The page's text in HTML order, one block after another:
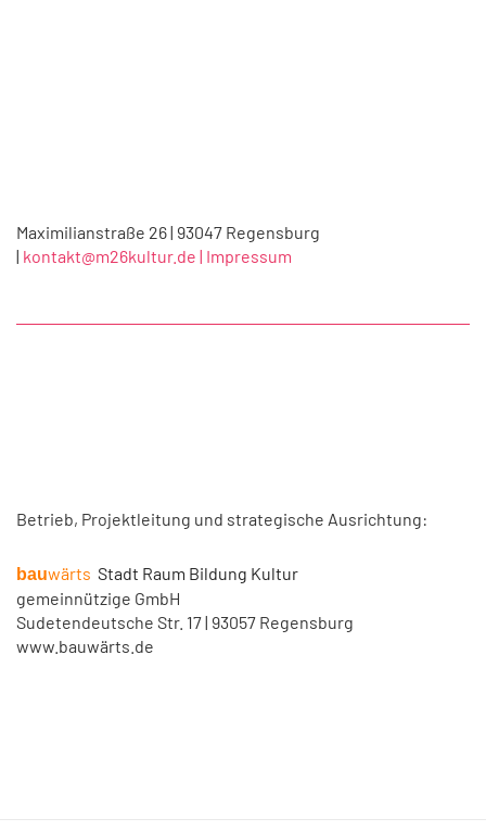
Maximilianstraße 26 | 93047 Regensburg
| kontakt@m26kultur.de | Impressum
Betrieb, Projektleitung und strategische Ausrichtung:
bauwärts Stadt Raum Bildung Kultur
gemeinnützige GmbH
Sudetendeutsche Str. 17 | 93057 Regensburg
www.bauwärts.de